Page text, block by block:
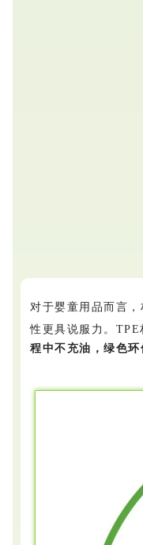
对于婴童用品而言
性更具说服力。TPE
程中不充油，绿色环